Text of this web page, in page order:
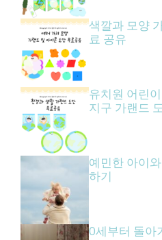
색깔과 모양
료 공유
유치원 어린
지구 가랜드
예민한 아이
하기
0세부터 돌아